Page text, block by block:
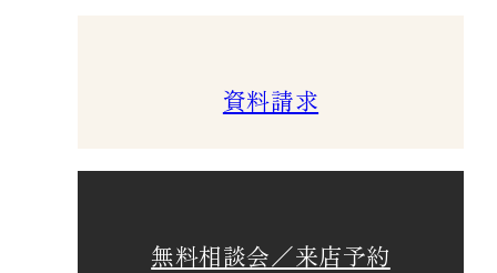
資料請求
無料相談会／来店予約